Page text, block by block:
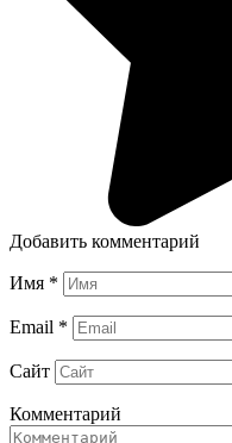
Добавить комментарий
Имя *
Email *
Сайт
Комментарий